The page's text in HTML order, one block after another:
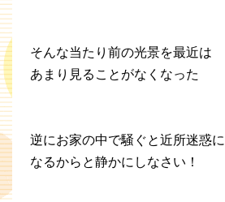
そんな当たり前の光景を最近は
あまり見ることがなくなった
逆にお家の中で騒ぐと近所迷惑に
なるからと静かにしなさい！